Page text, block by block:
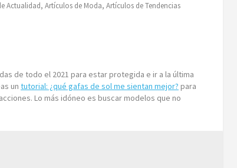
Actualidad, Artículos de Moda, Artículos de Tendencias
de todo el 2021 para estar protegida e ir a la última
un tutorial: ¿qué gafas de sol me sientan mejor? para
Lo más idóneo es buscar modelos que no